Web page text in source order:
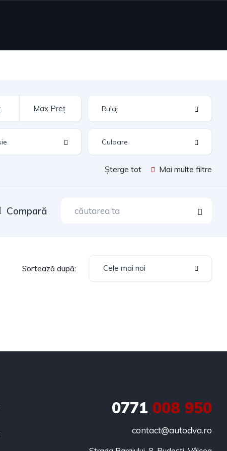
Șterge tot Mai multe filtre
Compară
Sortează după: Cele mai noi
0771 008 950
contact@autodva.ro